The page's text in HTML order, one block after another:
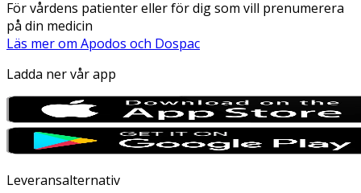
För vårdens patienter eller för dig som vill prenumerera
på din medicin
Läs mer om Apodos och Dospac
Ladda ner vår app
Leveransalternativ